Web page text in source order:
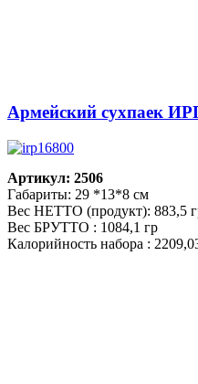
Армейский сухпаек
Артикул: 2506
Габариты: 29 *13*8 см
Вес НЕТТО (продукт): 883,5
Вес БРУТТО : 1084,1 гр
Калорийность набора :